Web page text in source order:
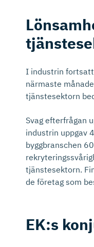
I industrin
närmaste
tjänstesektorn
Svag efterfrågan
industrin uppgav
byggbranschen
tjänstesektorn.
de företag som
EK:s